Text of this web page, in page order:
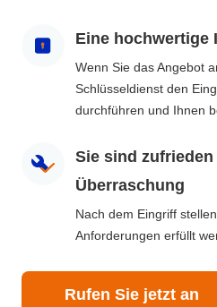
Eine hochwertige
Wenn Sie das Angebot
Schlüsseldienst den
durchführen und Ihnen
Sie sind
Überraschung
Nach dem Eingriff
Anforderungen erfüllt
Rufen Sie jetzt an